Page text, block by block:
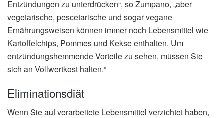
Entzündungen zu unterdrücken“, so Zumpano, „aber
vegetarische, pescetarische und sogar vegane
Ernährungsweisen können immer noch Lebensmittel wie
Kartoffelchips, Pommes und Kekse enthalten. Um
entzündungshemmende Vorteile zu sehen, müssen Sie
sich an Vollwertkost halten.“
Eliminationsdiät
Wenn Sie auf verarbeitete Lebensmittel verzichtet haben,